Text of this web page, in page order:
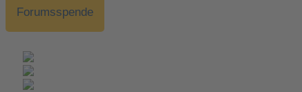
Forumsspende